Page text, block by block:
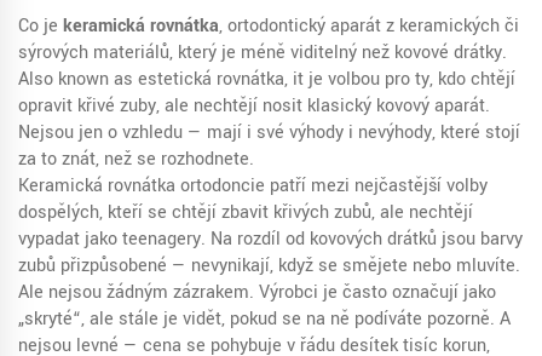
Co je keramická rovnátka,ortodontický aparát z keramických či
sýrových materiálů, který je méně viditelný než kovové drátky.
Also known as estetická rovnátka, it je volbou pro ty, kdo chtějí
opravit křivé zuby, ale nechtějí nosit klasický kovový aparát.
Nejsou jen o vzhledu — mají i své výhody i nevýhody, které stojí
za to znát, než se rozhodnete.
Keramická rovnátka ortodoncie patří mezi nejčastější volby
dospělých, kteří se chtějí zbavit křivých zubů, ale nechtějí
vypadat jako teenagery. Na rozdíl od kovových drátků jsou barvy
zubů přizpůsobené — nevynikají, když se smějete nebo mluvíte.
Ale nejsou žádným zázrakem. Výrobci je často označují jako
„skryté“, ale stále je vidět, pokud se na ně podíváte pozorně. A
nejsou levné — cena se pohybuje v řádu desítek tisíc korun,